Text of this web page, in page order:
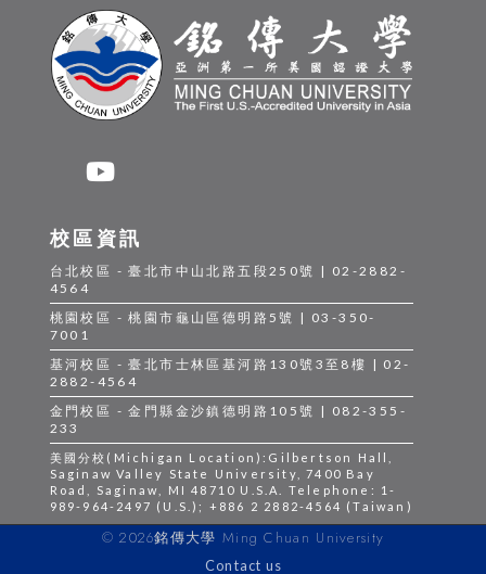
校區資訊
台北校區 - 臺北市中山北路五段250號 | 02-2882-
4564
桃園校區 - 桃園市龜山區德明路5號 | 03-350-
7001
基河校區 - 臺北市士林區基河路130號3至8樓 | 02-
2882-4564
金門校區 - 金門縣金沙鎮德明路105號 | 082-355-
233
美國分校(Michigan Location):Gilbertson Hall,
Saginaw Valley State University, 7400 Bay
Road, Saginaw, MI 48710 U.S.A. Telephone: 1-
989-964-2497 (U.S.); +886 2 2882-4564 (Taiwan)
© 2026銘傳大學 Ming Chuan University
Contact us